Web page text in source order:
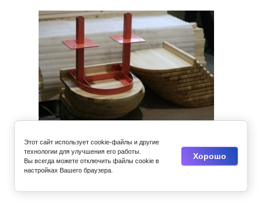
Вернуться в галерею
Этот сайт использует cookie-файлы и другие
технологии для улучшения его работы.
Вы всегда можете отключить файлы cookie в
настройках Вашего браузера.
Хорошо